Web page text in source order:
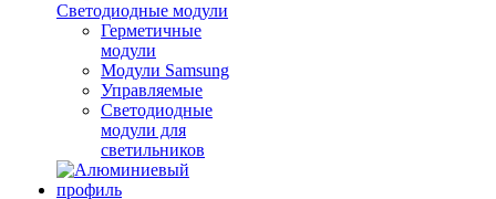
Светодиодные модули
Герметичные
модули
Модули Samsung
Управляемые
Светодиодные
модули для
светильников